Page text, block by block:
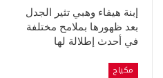
إبنة هيفاء وهبي تثير الجدل
بعد ظهورها بملامح مختلفة
في أحدث إطلالة لها
مكياج